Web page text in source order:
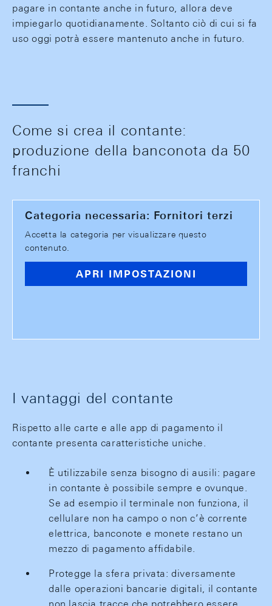
pagare in contante anche in futuro, allora deve
impiegarlo quotidianamente. Soltanto ciò di cui si fa
uso oggi potrà essere mantenuto anche in futuro.
Come si crea il contante:
produzione della banconota da 50
franchi
Categoria necessaria: Fornitori terzi
Accetta la categoria per visualizzare questo
contenuto.
APRI IMPOSTAZIONI
I vantaggi del contante
Rispetto alle carte e alle app di pagamento il
contante presenta caratteristiche uniche.
È utilizzabile senza bisogno di ausili: pagare
in contante è possibile sempre e ovunque.
Se ad esempio il terminale non funziona, il
cellulare non ha campo o non c’è corrente
elettrica, banconote e monete restano un
mezzo di pagamento affidabile.
Protegge la sfera privata: diversamente
dalle operazioni bancarie digitali, il contante
non lascia tracce che potrebbero essere